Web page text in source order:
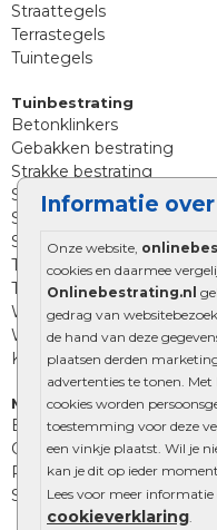
Informatie
Onze website,
cookies en daarmee
Onlinebestrating.nl
gedrag van
de hand van deze
plaatsen derden
advertenties te tonen.
cookies worden
toestemming voor deze
een vinkje plaatst. Wil je
kan je dit op ieder
Lees voor meer informatie
cookieverklaring
Straattegels
Terrastegels
Tuintegels
Tuinbestrating
Betonklinkers
Gebakken bestrating
Strakke bestrating
Sierbestrating
Straatklinkers
Straatstenen
Trommelstenen
Tuinstenen
Waalformaat
Wildverband bestrating
Kingstones
Muurelementen
Betonbielzen
Opsluitbanden
Palissades
Stapelblokken